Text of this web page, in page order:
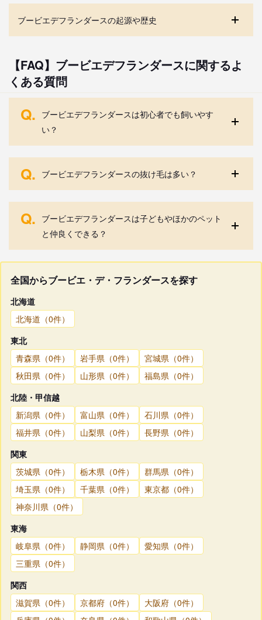
ブービエデフランダースの起源や歴史
【FAQ】ブービエデフランダースに関するよ
くある質問
Q. ブービエデフランダースは初心者でも飼いやす
い？
Q. ブービエデフランダースの抜け毛は多い？
Q. ブービエデフランダースは子どもやほかのペット
と仲良くできる？
全国からブービエ・デ・フランダースを探す
北海道
北海道（0件）
東北
青森県（0件）
岩手県（0件）
宮城県（0件）
秋田県（0件）
山形県（0件）
福島県（0件）
北陸・甲信越
新潟県（0件）
富山県（0件）
石川県（0件）
福井県（0件）
山梨県（0件）
長野県（0件）
関東
茨城県（0件）
栃木県（0件）
群馬県（0件）
埼玉県（0件）
千葉県（0件）
東京都（0件）
神奈川県（0件）
東海
岐阜県（0件）
静岡県（0件）
愛知県（0件）
三重県（0件）
関西
滋賀県（0件）
京都府（0件）
大阪府（0件）